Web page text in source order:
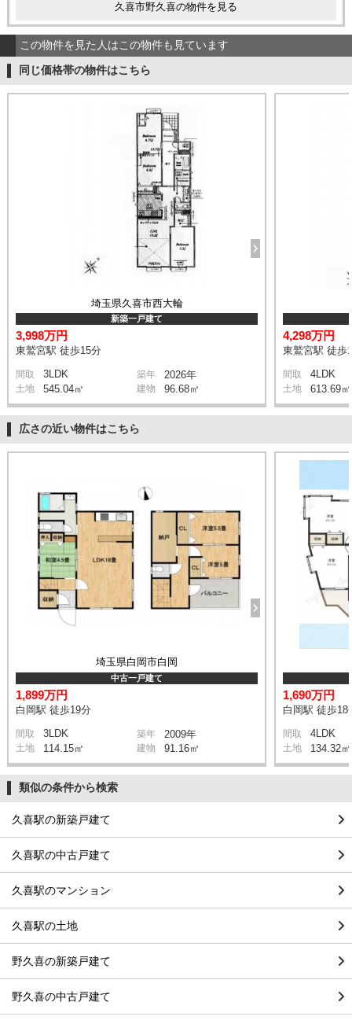
久喜市野久喜の物件を見る
この物件を見た人はこの物件も見ています
同じ価格帯の物件はこちら
埼玉県久喜市西大輪
新築一戸建て
3,998万円
東鷲宮駅 徒歩15分
間取 3LDK 築年 2026年
土地 545.04㎡ 建物 96.68㎡
4,298万円
東鷲宮駅 徒歩
間取 4LDK
土地 613.69㎡
広さの近い物件はこちら
埼玉県白岡市白岡
中古一戸建て
1,899万円
白岡駅 徒歩19分
間取 3LDK 築年 2009年
土地 114.15㎡ 建物 91.16㎡
1,690万円
白岡駅 徒歩18
間取 4LDK
土地 134.32㎡
類似の条件から検索
久喜駅の新築戸建て
久喜駅の中古戸建て
久喜駅のマンション
久喜駅の土地
野久喜の新築戸建て
野久喜の中古戸建て